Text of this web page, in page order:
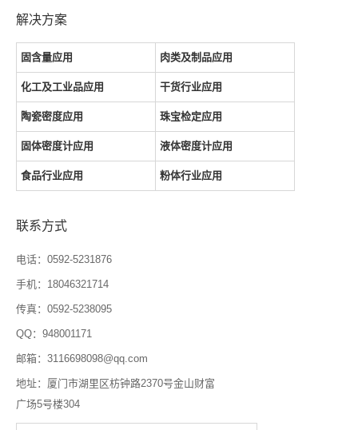
解决方案
固含量应用 肉类及制品应用
化工及工业品应用 干货行业应用
陶瓷密度应用 珠宝检定应用
固体密度计应用 液体密度计应用
食品行业应用 粉体行业应用
联系方式
电话：0592-5231876
手机：18046321714
传真：0592-5238095
QQ：948001171
邮箱：3116698098@qq.com
地址：厦门市湖里区枋钟路2370号金山财富
广场5号楼304